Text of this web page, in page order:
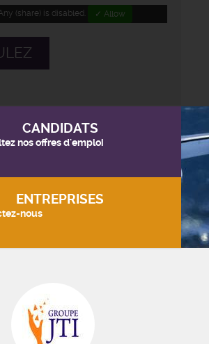
(share) is disabled. ✓ Allow
CANDIDATS
nos offres d'emploi
ENTREPRISES
nous